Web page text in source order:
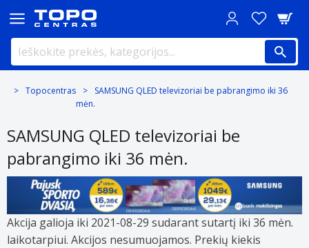
Topocentras
SAMSUNG QLED televizoriai be pabrangimo iki 36
mėn.
SAMSUNG QLED televizoriai be
pabrangimo iki 36 mėn.
Akcija galioja iki 2021-08-29 sudarant sutartį iki 36 mėn.
laikotarpiui. Akcijos nesumuojamos. Prekių kiekis